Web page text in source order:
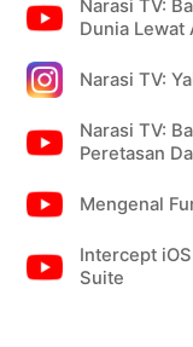
Narasi TV:
Dunia Lewat
Narasi TV:
Narasi TV:
Peretasan
Mengenal
Intercept
Suite